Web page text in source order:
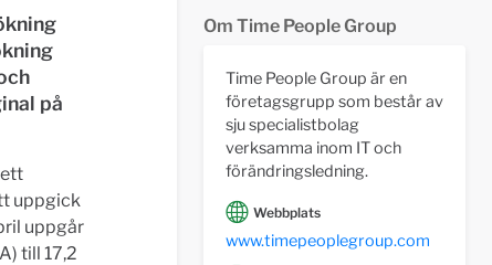
på
uppgick
uppgår
till 17,2
Om Time People Group
Time People Group är en
företagsgrupp som består av
sju specialistbolag
verksamma inom IT och
förändringsledning.
Webbplats
www.timepeoplegroup.com